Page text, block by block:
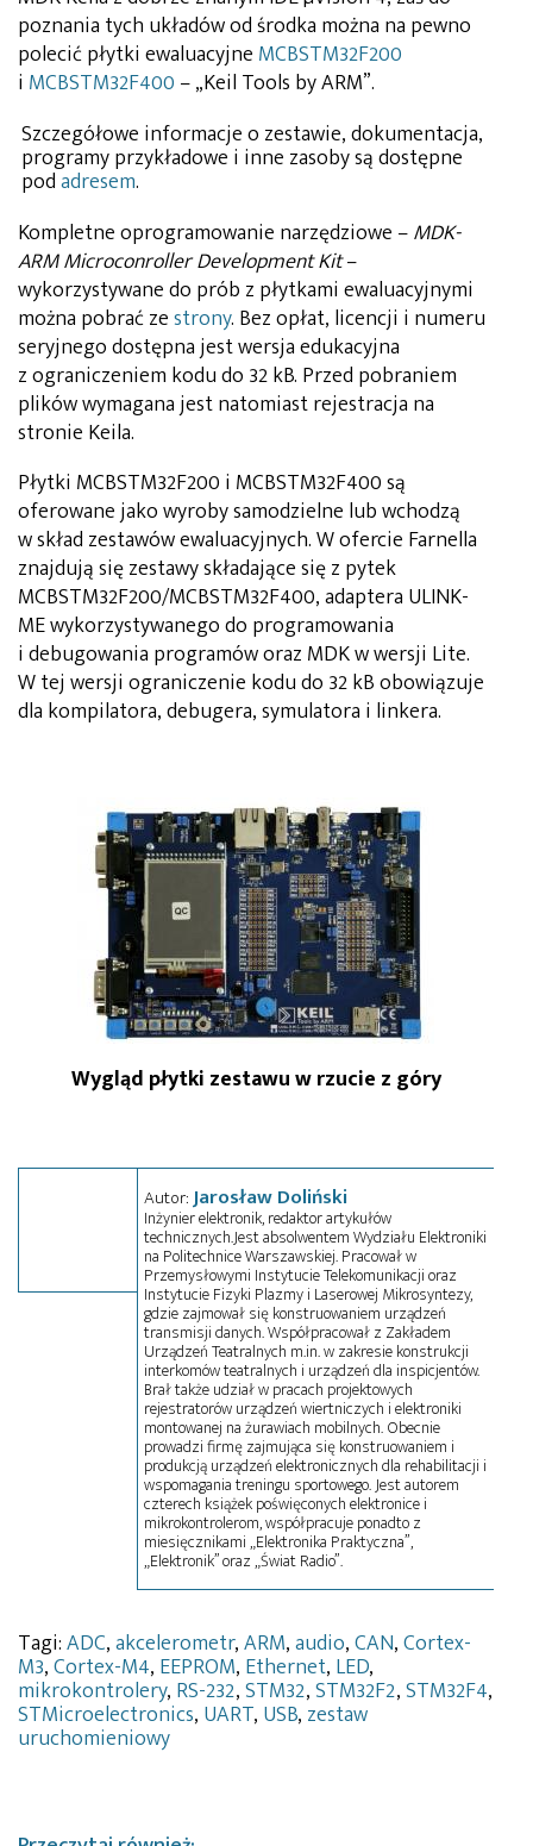
poznania tych układów od środka można na pewno
polecić płytki ewaluacyjne MCBSTM32F200
i MCBSTM32F400 – „Keil Tools by ARM”.
Szczegółowe informacje o zestawie, dokumentacja,
programy przykładowe i inne zasoby są dostępne
podadresem.
Kompletne oprogramowanie narzędziowe –MDK-
ARM Microconroller Development Kit–
wykorzystywane do prób z płytkami ewaluacyjnymi
można pobrać zestrony. Bez opłat, licencji i numeru
seryjnego dostępna jest wersja edukacyjna
z ograniczeniem kodu do 32 kB. Przed pobraniem
plików wymagana jest natomiast rejestracja na
stronie Keila.
Płytki MCBSTM32F200 i MCBSTM32F400 są
oferowane jako wyroby samodzielne lub wchodzą
w skład zestawów ewaluacyjnych. W ofercie Farnella
znajdują się zestawy składające się z pytek
MCBSTM32F200/MCBSTM32F400, adaptera ULINK-
ME wykorzystywanego do programowania
i debugowania programów oraz MDK w wersji Lite.
W tej wersji ograniczenie kodu do 32 kB obowiązuje
dla kompilatora, debugera, symulatora i linkera.
Wygląd płytki zestawu w rzucie z góry
Autor:Jarosław Doliński
Inżynier elektronik, redaktor artykułów
technicznych. Jest absolwentem Wydziału Elektroniki
na Politechnice Warszawskiej. Pracował w
Przemysłowymi Instytucie Telekomunikacji oraz
Instytucie Fizyki Plazmy i Laserowej Mikrosyntezy,
gdzie zajmował się konstruowaniem urządzeń
transmisji danych. Współpracował z Zakładem
Urządzeń Teatralnych m.in. w zakresie konstrukcji
interkomów teatralnych i urządzeń dla inspicjentów.
Brał także udział w pracach projektowych
rejestratorów urządzeń wiertniczych i elektroniki
montowanej na żurawiach mobilnych. Obecnie
prowadzi firmę zajmująca się konstruowaniem i
produkcją urządzeń elektronicznych dla rehabilitacji i
wspomagania treningu sportowego. Jest autorem
czterech książek poświęconych elektronice i
mikrokontrolerom, współpracuje ponadto z
miesięcznikami „Elektronika Praktyczna”,
„Elektronik” oraz „Świat Radio”.
Tagi:ADC,akcelerometr,ARM,audio,CAN,Cortex-
M3,Cortex-M4, EEPROM, Ethernet, LED,
mikrokontrolery, RS-232,STM32,STM32F2,STM32F4,
STMicroelectronics, UART, USB, zestaw
uruchomieniowy